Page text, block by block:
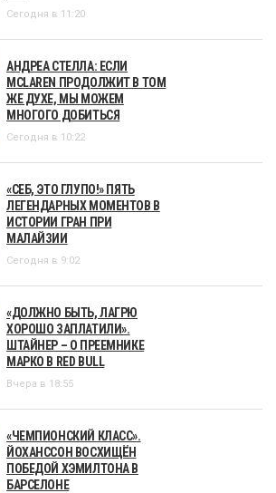
Сегодня в 11:20
АНДРЕА СТЕЛЛА: ЕСЛИ
MCLAREN ПРОДОЛЖИТ В ТОМ
ЖЕ ДУХЕ, МЫ МОЖЕМ
МНОГОГО ДОБИТЬСЯ
Сегодня в 10:22
«СЕБ, ЭТО ГЛУПО!» ПЯТЬ
ЛЕГЕНДАРНЫХ МОМЕНТОВ В
ИСТОРИИ ГРАН ПРИ
МАЛАЙЗИИ
Сегодня в 9:02
«ДОЛЖНО БЫТЬ, ЛАГРЮ
ХОРОШО ЗАПЛАТИЛИ».
ШТАЙНЕР – О ПРЕЕМНИКЕ
МАРКО В RED BULL
Вчера в 18:55
«ЧЕМПИОНСКИЙ КЛАСС».
ЙОХАНССОН ВОСХИЩЁН
ПОБЕДОЙ ХЭМИЛТОНА В
БАРСЕЛОНЕ